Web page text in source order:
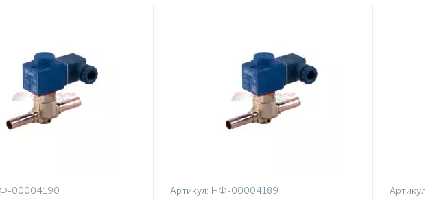
00004190 Артикул: НФ-00004189 Артикул: